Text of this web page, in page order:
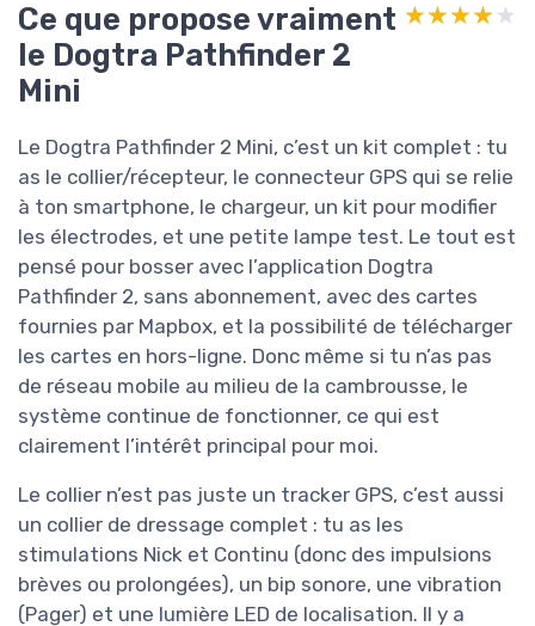
Ce que propose vraiment
le Dogtra Pathfinder 2
Mini
★★★★★
★★★★★
Le Dogtra Pathfinder 2 Mini, c’est un kit complet : tu
as le collier/récepteur, le connecteur GPS qui se relie
à ton smartphone, le chargeur, un kit pour modifier
les électrodes, et une petite lampe test. Le tout est
pensé pour bosser avec l’application Dogtra
Pathfinder 2, sans abonnement, avec des cartes
fournies par Mapbox, et la possibilité de télécharger
les cartes en hors-ligne. Donc même si tu n’as pas
de réseau mobile au milieu de la cambrousse, le
système continue de fonctionner, ce qui est
clairement l’intérêt principal pour moi.
Le collier n’est pas juste un tracker GPS, c’est aussi
un collier de dressage complet : tu as les
stimulations Nick et Continu (donc des impulsions
brèves ou prolongées), un bip sonore, une vibration
(Pager) et une lumière LED de localisation. Il y a